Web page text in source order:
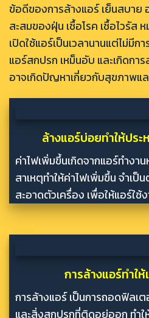
ข้อดีของการล้างแอร์ เย็นสบาย
สะสมของฝุ่น เชื้อโรค เชื้อไวรั
เปิดใช้แอร์เป็นเวลานานแต่ไม่มีก
แอร์สกปรก เหม็นอับ และเกิดกา
อาจเกิดปัญหาเกี่ยวกับสุขภาพแล
ล้างแอร์บ่อยทำให้ปร
ค่าไฟเพิ่มขึ้นเกิดจากแอร์ทำงา
สาเหตุทำให้ค่าไฟเพิ่มขึ้น จำเ
สะอาดตัวเครื่อง เพื่อให้แอร์ใช้
การล้างแอร์ทำใ
การล้างแอร์ เป็นการถอดฟิลเ
และสิ่งสกปรกที่ติดอยู่ออก ทำใ